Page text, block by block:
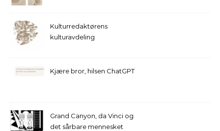
Kulturredaktørens
kulturavdeling
Kjære bror, hilsen ChatGPT
Grand Canyon, da Vinci og
det sårbare mennesket